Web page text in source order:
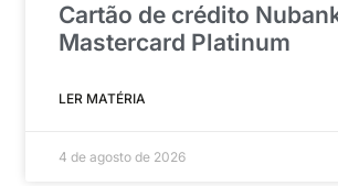
Cartão de crédito
Mastercard Platinum
LER MATÉRIA
4 de agosto de 2026